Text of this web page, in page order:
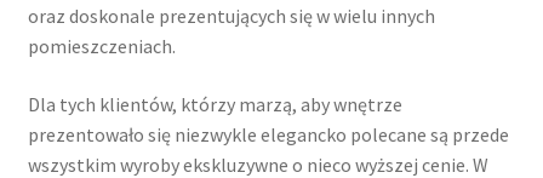
oraz doskonale prezentujących się w wielu innych
pomieszczeniach.
Dla tych klientów, którzy marzą, aby wnętrze
prezentowało się niezwykle elegancko polecane są przede
wszystkim wyroby ekskluzywne o nieco wyższej cenie. W